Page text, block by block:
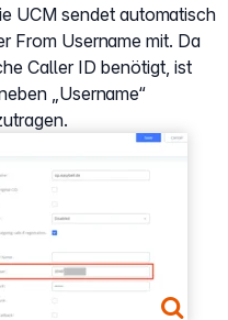
UCM sendet automatisch
From Username mit. Da
Caller ID benötigt, ist
„Username“